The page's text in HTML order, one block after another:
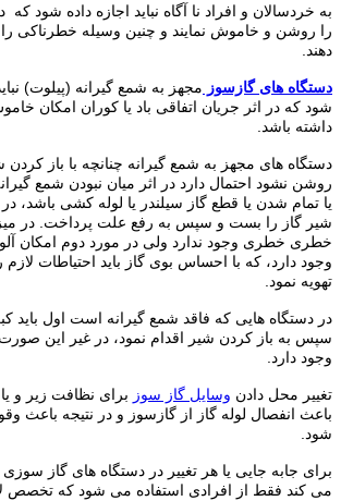
به خردسالان و افراد نا آگاه نباید اجازه داده شود
را روشن و خاموش نمایند و چنین وسیله خطرناکی را
دهند.
دستگاه های گازسوز مجهز به شمع گیرانه (پیلوت)
شود که در اثر جریان اتفاقی باد یا کوران امکان
داشته باشد.
دستگاه های مجهز به شمع گیرانه چنانچه با باز کردن
روشن نشود احتمال دارد در اثر میان نبودن شمع
یا تمام شدن یا قطع گاز سیلندر یا لوله کشی باشد،
شیر گاز را بست و سپس به رفع علت پرداخت. در
خطری خطری وجود ندارد ولی در مورد دوم امکان
وجود دارد، که با احساس بوی گاز باید احتیاطات لازم
تهویه نمود.
در دستگاه هایی که فاقد شمع گیرانه است اول باید
سپس به باز کردن شیر اقدام نمود، در غیر این صورت
وجود دارد.
تغییر محل دادن وسایل گاز سوز برای نظافت زیر
باعث انفصال لوله گاز از گازسوز و در نتیجه باعث
شود.
برای جابه جایی یا هر تغییر در دستگاه های گاز سوزی
می کند فقط از افرادی استفاده می شود که تخصص